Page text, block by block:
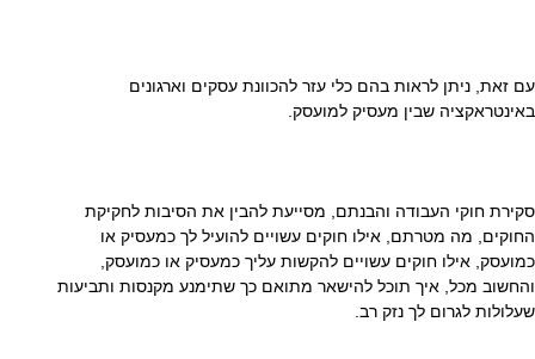
עם זאת, ניתן לראות בהם כלי עזר להכוונת עסקים וארגונים
באינטראקציה שבין מעסיק למועסק.
סקירת חוקי העבודה והבנתם, מסייעת להבין את הסיבות לחקיקת
החוקים, מה מטרתם, אילו חוקים עשויים להועיל לך כמעסיק או
כמועסק, אילו חוקים עשויים להקשות עליך כמעסיק או כמועסק,
והחשוב מכל, איך תוכל להישאר מתואם כך שתימנע מקנסות ותביעות
שעלולות לגרום לך נזק רב.